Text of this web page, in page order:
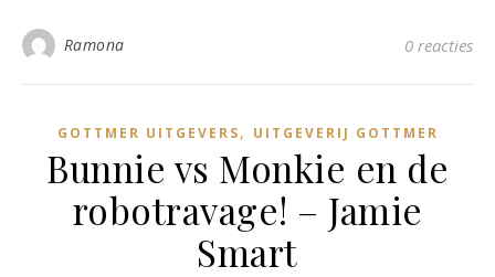
Ramona 0 reacties
GOTTMER UITGEVERS, UITGEVERIJ GOTTMER
Bunnie vs Monkie en de
robotravage! – Jamie
Smart